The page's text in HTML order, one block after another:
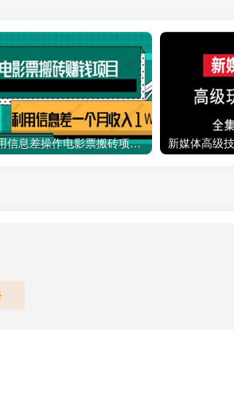
利用信息差操作电影票搬砖项目 有流量即可轻松月赚1W+ 新媒体高级技